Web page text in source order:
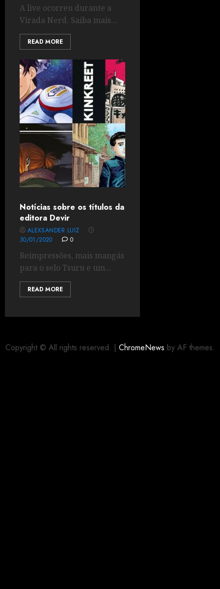
A live ocorreu durante a
Virada Nerd. Saiba mais...
READ MORE
Notícias sobre os títulos da
editora Devir
ALEXSANDER LUIZ
30/01/2020
0
Reimpressões, mais mangás
para o selo Tsuru e um...
READ MORE
Copyright © All rights reserved. | ChromeNews by AF themes.